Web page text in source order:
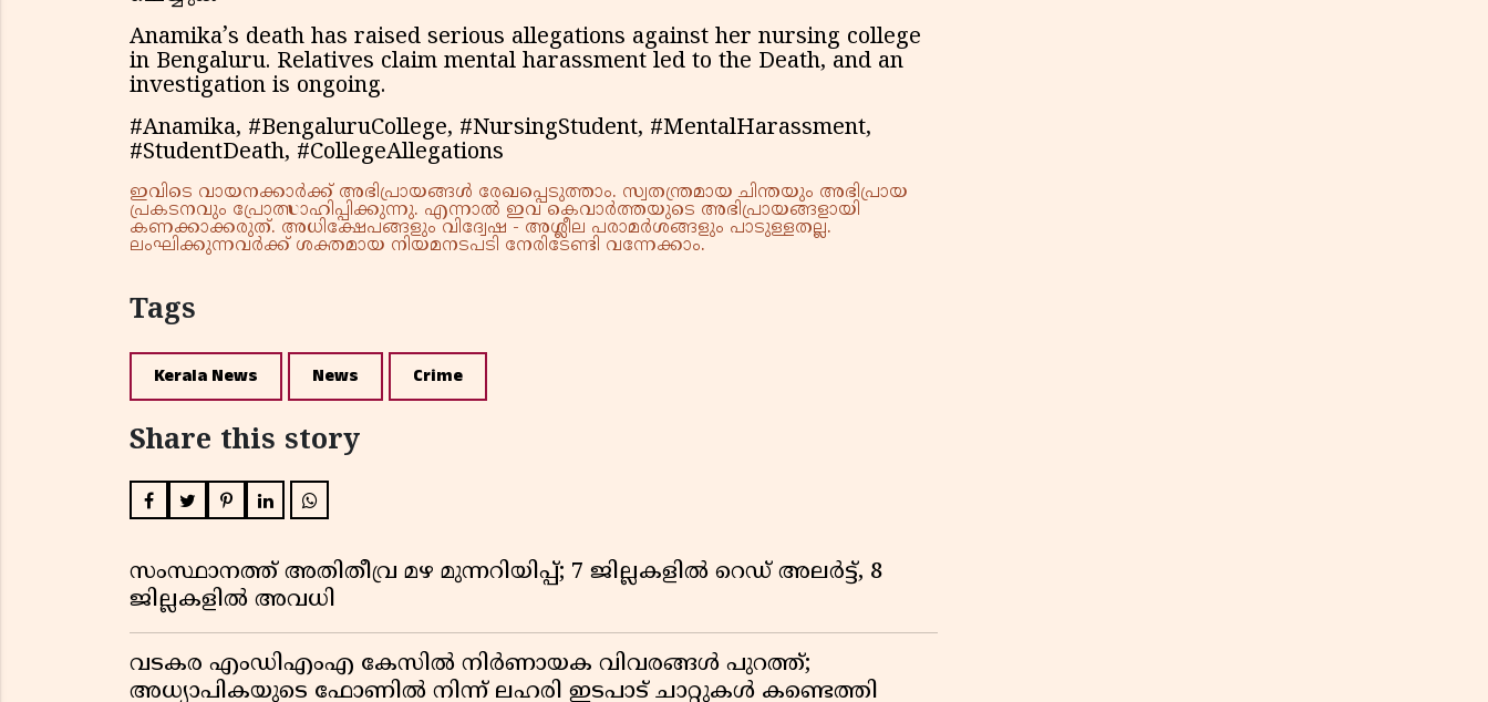
Anamika’s death has raised serious allegations against her nursing college
in Bengaluru. Relatives claim mental harassment led to the Death, and an
investigation is ongoing.
#Anamika, #BengaluruCollege, #NursingStudent, #MentalHarassment,
#StudentDeath, #CollegeAllegations
ഇവിടെ വായനക്കാർക്ക് അഭിപ്രായങ്ങൾ രേഖപ്പെടുത്താം. സ്വതന്ത്രമായ ചിന്തയും അഭിപ്രായ
പ്രകടനവും പ്രോത്സാഹിപ്പിക്കുന്നു. എന്നാൽ ഇവ കെവാർത്തയുടെ അഭിപ്രായങ്ങളായി
കണക്കാക്കരുത്. അധിക്ഷേപങ്ങളും വിദ്വേഷ - അശ്ലീല പരാമർശങ്ങളും പാടുള്ളതല്ല.
ലംഘിക്കുന്നവർക്ക് ശക്തമായ നിയമനടപടി നേരിടേണ്ടി വന്നേക്കാം.
Tags
Kerala News News Crime
Share this story
സംസ്ഥാനത്ത് അതിതീവ്ര മഴ മുന്നറിയിപ്പ്; 7 ജില്ലകളിൽ റെഡ് അലർട്ട്, 8
ജില്ലകളിൽ അവധി
വടകര എംഡിഎംഎ കേസിൽ നിർണായക വിവരങ്ങൾ പുറത്ത്;
അധ്യാപികയുടെ ഫോണിൽ നിന്ന് ലഹരി ഇടപാട് ചാറ്റുകൾ കണ്ടെത്തി